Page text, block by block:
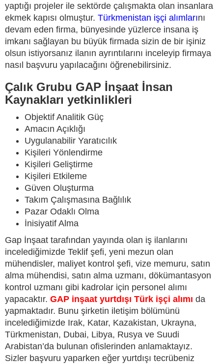
yaptığı projeler ile sektörde çalışmakta olan insanlara
ekmek kapısı olmuştur. Türkmenistan işçi alımlarını
devam eden firma, bünyesinde yüzlerce insana iş
imkanı sağlayan bu büyük firmada sizin de bir işiniz
olsun istiyorsanız ilanın ayrıntılarını inceleyip firmaya
nasıl başvuru yapılacağını öğrenebilirsiniz.
Çalık Grubu GAP İnşaat İnsan
Kaynakları yetkinlikleri
Objektif Analitik Güç
Amacın Açıklığı
Uygulanabilir Yaratıcılık
Kişileri Yönlendirme
Kişileri Geliştirme
Kişileri Etkileme
Güven Oluşturma
Takım Çalışmasına Bağlılık
Pazar Odaklı Olma
İnisiyatif Alma
Gap İnşaat tarafından yayında olan iş ilanlarını
incelediğimizde Teklif şefi, yeni mezun olan
mühendisler, maliyet kontrol şefi, vize memuru, satın
alma mühendisi, satın alma uzmanı, dökümantasyon
kontrol uzmanı gibi kadrolar için personel alımı
yapacaktır. GAP inşaat yurtdışı Türk işçi alımı da
yapmaktadır. Bunu şirketin iletişim bölümünü
incelediğimizde Irak, Katar, Kazakistan, Ukrayna,
Türkmenistan, Dubai, Libya, Rusya ve Suudi
Arabistan’da bulunan ofislerinden anlamaktayız.
Sizler başvuru yaparken eğer yurtdışı tecrübeniz